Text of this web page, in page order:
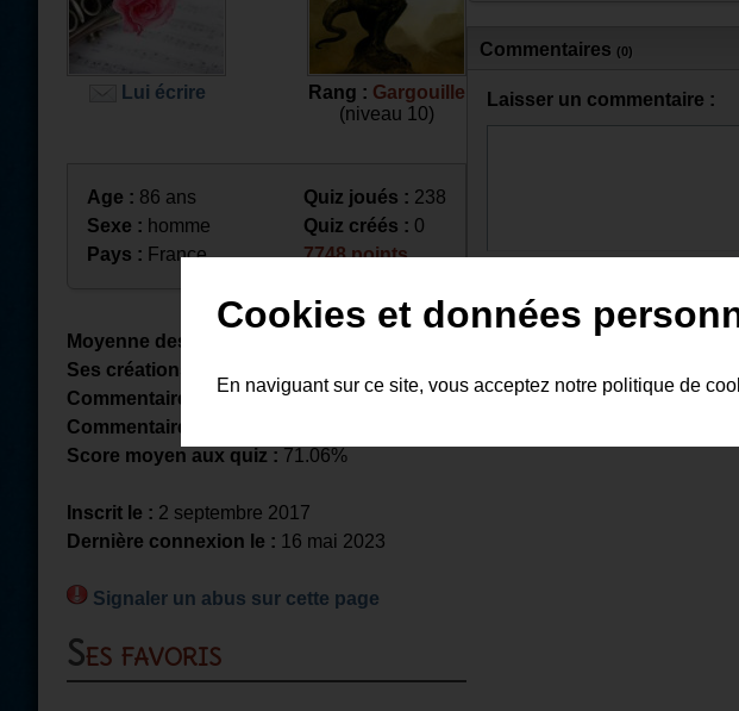
Lui écrire Rang : Gargouille
(niveau 10)
Age : 86 ans
Sexe : homme
Pays : France
Quiz joués : 238
Quiz créés : 0
7748 points
Moyenne des notes reçues :
Ses créations totalisent :
Commentaires reçus :0
Commentaires déposés
Score moyen aux quiz : 71.06%
Inscrit le : 2 septembre 2017
Dernière connexion le : 16 mai 2023
Signaler un abus sur cette page
Ses favoris
Commentaires (0)
Laisser un commentaire :
Cookies et données
En naviguant sur ce site, vous acceptez notre politique de